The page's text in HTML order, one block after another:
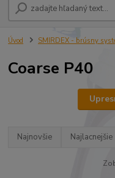
Úvod SMIRDEX - brúsny
Coarse P40
Najnovšie Najlacnejšie